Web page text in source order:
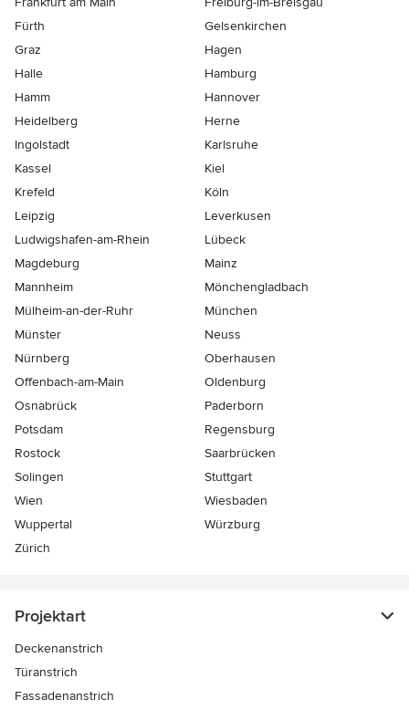
Fürth
Gelsenkirchen
Graz
Hagen
Halle
Hamburg
Hamm
Hannover
Heidelberg
Herne
Ingolstadt
Karlsruhe
Kassel
Kiel
Krefeld
Köln
Leipzig
Leverkusen
Ludwigshafen-am-Rhein
Lübeck
Magdeburg
Mainz
Mannheim
Mönchen­gladbach
Mülheim-an-der-Ruhr
München
Münster
Neuss
Nürnberg
Oberhausen
Offenbach-am-Main
Oldenburg
Osnabrück
Paderborn
Potsdam
Regensburg
Rostock
Saarbrücken
Solingen
Stuttgart
Wien
Wiesbaden
Wuppertal
Würzburg
Zürich
Projektart
Deckenanstrich
Türanstrich
Fassadenanstrich